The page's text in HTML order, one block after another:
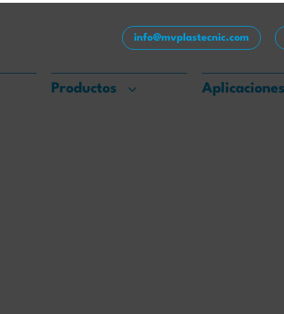
info@mvplastecnic.com
Productos